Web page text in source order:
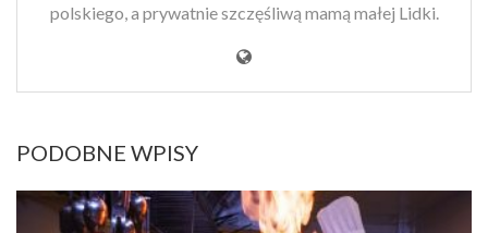
polskiego, a prywatnie szczęśliwą mamą małej Lidki.
PODOBNE WPISY